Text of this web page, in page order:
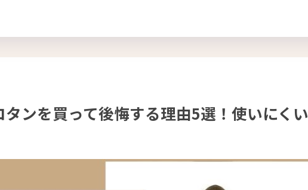
ンを買って後悔する理由5選！使いにくい